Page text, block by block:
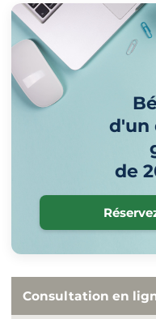
d'un
de
Consultation en